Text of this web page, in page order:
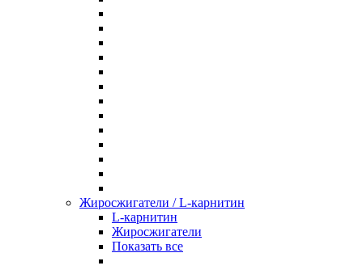
Жиросжигатели / L-карнитин
L-карнитин
Жиросжигатели
Показать все